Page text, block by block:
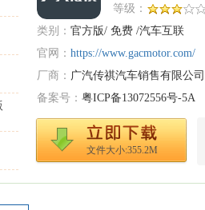
等级：
类别： 官方版/ 免费 /汽车互联
官网： https://www.gacmotor.com/
厂商： 广汽传祺汽车销售有限公司
备案号： 粤ICP备13072556号-5A
文件大小:355.2M